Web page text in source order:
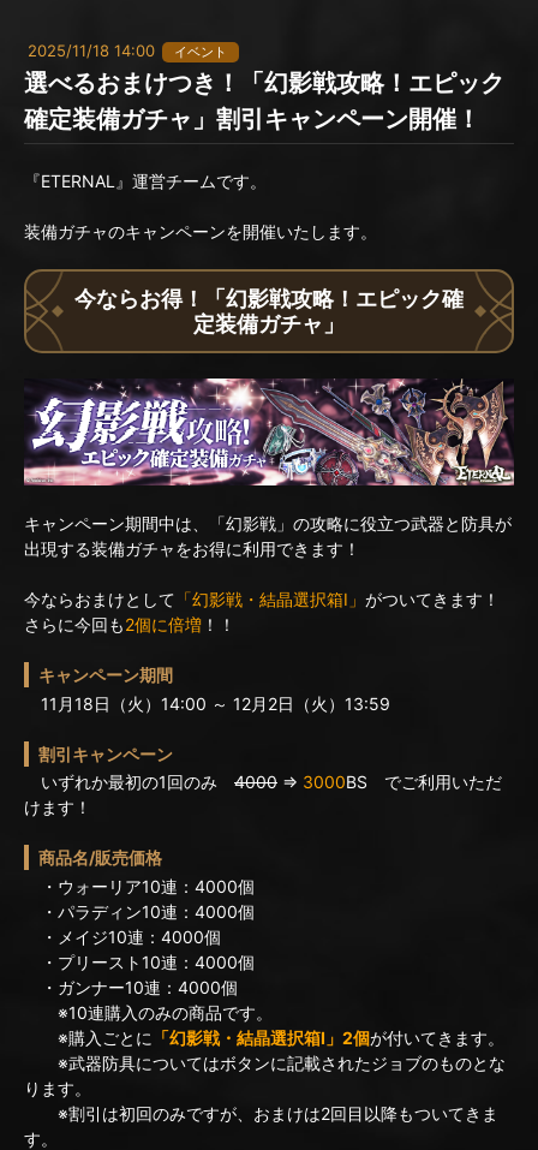
2025/11/18 14:00 イベント
選べるおまけつき！「幻影戦攻略！エピック
確定装備ガチャ」割引キャンペーン開催！
『ETERNAL』運営チームです。
装備ガチャのキャンペーンを開催いたします。
今ならお得！「幻影戦攻略！エピック確
定装備ガチャ」
キャンペーン期間中は、「幻影戦」の攻略に役立つ武器と防具が
出現する装備ガチャをお得に利用できます！
今ならおまけとして 「幻影戦・結晶選択箱I」 がついてきます！
さらに今回も2個に倍増 ！！
キャンペーン期間
11月18日（火）14:00 ～ 12月2日（火）13:59
割引キャンペーン
いずれか最初の1回のみ 4000 ⇒ 3000BS でご利用いただ
けます！
商品名/販売価格
・ウォーリア10連：4000個
・パラディン10連：4000個
・メイジ10連：4000個
・プリースト10連：4000個
・ガンナー10連：4000個
※10連購入のみの商品です。
※購入ごとに 「幻影戦・結晶選択箱I」2個が付いてきます。
※武器防具についてはボタンに記載されたジョブのものとな
ります。
※割引は初回のみですが、おまけは2回目以降もついてきま
す。